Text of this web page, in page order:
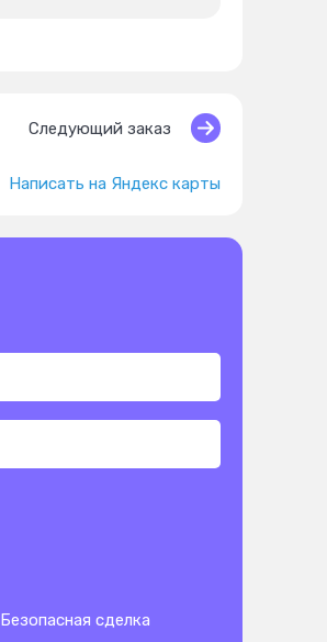
Следующий заказ
Написать на Яндекс карты
Безопасная сделка